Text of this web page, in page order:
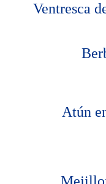
Ventresca
Atún